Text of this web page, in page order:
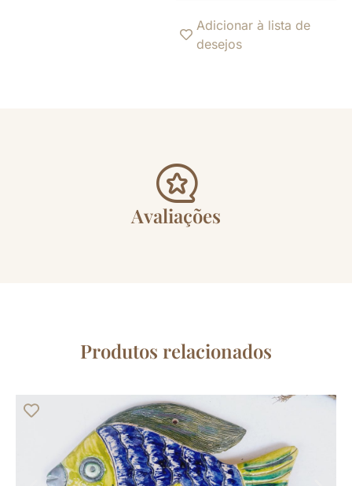
Adicionar à lista de
desejos
Avaliações
Produtos relacionados